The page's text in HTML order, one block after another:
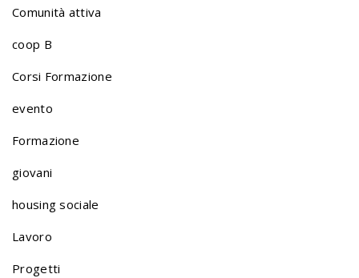
Comunità attiva
coop B
Corsi Formazione
evento
Formazione
giovani
housing sociale
Lavoro
Progetti